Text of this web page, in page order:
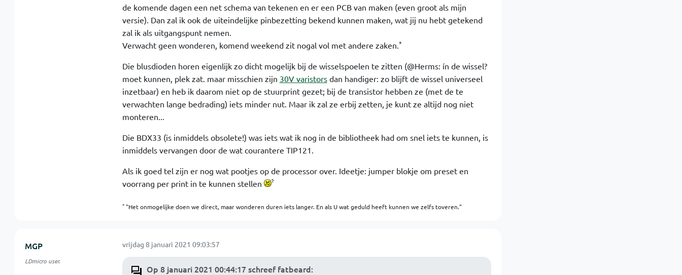
de komende dagen een net schema van tekenen en er een PCB van maken (even groot als mijn
versie). Dan zal ik ook de uiteindelijke pinbezetting bekend kunnen maken, wat jij nu hebt getekend
zal ik als uitgangspunt nemen.
Verwacht geen wonderen, komend weekend zit nogal vol met andere zaken.*
Die blusdioden horen eigenlijk zo dicht mogelijk bij de wisselspoelen te zitten (@Herms: ín de wissel?
moet kunnen, plek zat. maar misschien zijn 30V varistorsdan handiger: zo blijft de wissel universeel
inzetbaar) en heb ik daarom niet op de stuurprint gezet; bij de transistor hebben ze (met de te
verwachten lange bedrading) iets minder nut. Maar ik zal ze erbij zetten, je kunt ze altijd nog niet
monteren...
Die BDX33 (is inmiddels obsolete!) was iets wat ik nog in de bibliotheek had om snel iets te kunnen, is
inmiddels vervangen door de wat courantere TIP121.
Als ik goed tel zijn er nog wat pootjes op de processor over. Ideetje: jumper blokje om preset en
voorrang per print in te kunnen stellen
*"Het onmogelijke doen we direct, maar wonderen duren iets langer. En als U wat geduld heeft kunnen we zelfs toveren."
MGP
LDmicro user.
vrijdag 8 januari 2021 09:03:57
Op 8 januari 2021 00:44:17 schreef fatbeard: